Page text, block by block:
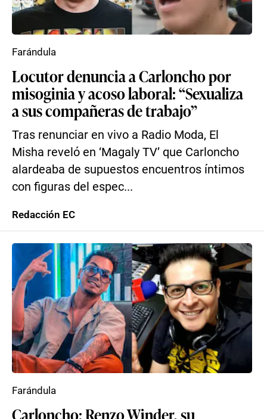
Locutor denuncia a Carloncho por
misoginia y acoso laboral: “Sexualiza
a sus compañeras de trabajo”
Tras renunciar en vivo a Radio Moda, El
Misha reveló en ‘Magaly TV’ que Carloncho
alardeaba de supuestos encuentros íntimos
con figuras del espec...
Farándula
Redacción EC
Carloncho: Renzo Winder, su
Farándula